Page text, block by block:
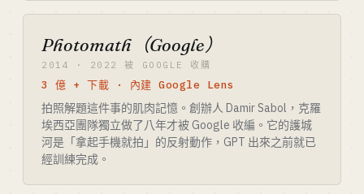
Photomath（Google）
2014 · 2022 被 GOOGLE 收購
3 億 + 下載 · 內建 Google Lens
拍照解題這件事的肌肉記憶。創辦人 Damir Sabol，克羅
埃西亞團隊獨立做了八年才被 Google 收編。它的護城
河是「拿起手機就拍」的反射動作，GPT 出來之前就已
經訓練完成。